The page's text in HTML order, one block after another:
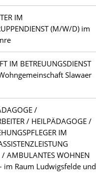
IM
(M/W/D) im
IM BETREUUNGSDIENST
Slawaer
/
/ HEILPÄDAGOGE /
IM
AMBULANTES WOHNEN
im Raum Ludwigsfelde und